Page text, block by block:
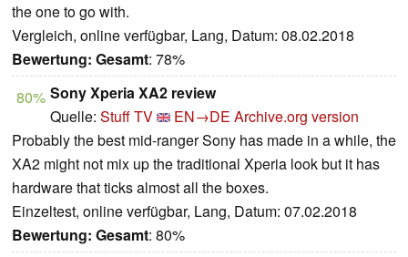
the one to go with.
Vergleich, online verfügbar, Lang, Datum: 08.02.2018
Bewertung: Gesamt: 78%
80% Sony Xperia XA2 review
Quelle: Stuff TV EN→DE Archive.org version
Probably the best mid-ranger Sony has made in a while, the
XA2 might not mix up the traditional Xperia look but it has
hardware that ticks almost all the boxes.
Einzeltest, online verfügbar, Lang, Datum: 07.02.2018
Bewertung: Gesamt: 80%